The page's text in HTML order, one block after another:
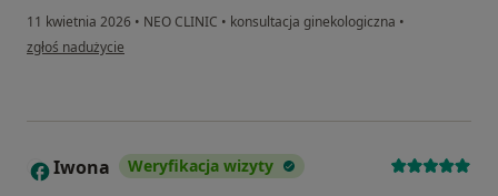
11 kwietnia 2026 • NEO CLINIC • konsultacja ginekologiczna •
w opinii użytkownika Ala
zgłoś nadużycie
I Iwona Weryfikacja wizyty